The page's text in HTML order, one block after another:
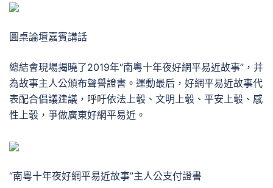
圓桌論壇嘉賓講話
總結會現場揭曉了2019年“南粵十年夜好網平易近故事”，并
為故事主人公頒布聲譽證書。運動最后，好網平易近故事代
表配合倡議建議，呼吁依法上彀、文明上彀、平安上彀、感
性上彀，爭做廣東好網平易近。
“南粵十年夜好網平易近故事”主人公支付證書